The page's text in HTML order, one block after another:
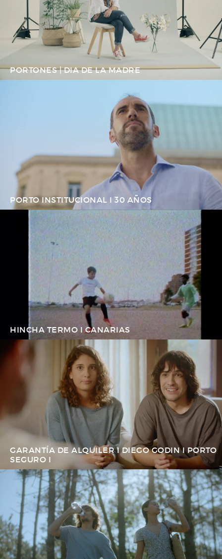
PORTONES | DIA DE LA MADRE
PORTO INSTITUCIONAL I 30 AÑOS
HINCHA TERMO I CANARIAS
GARANTÍA DE ALQUILER I DIEGO GODIN I PORTO
SEGURO I